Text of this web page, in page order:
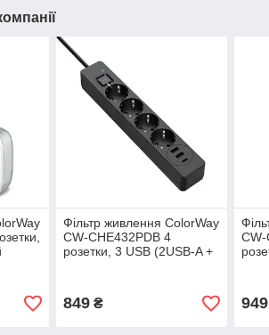
Фільтр живлення ColorWay
CW-CHE432PDB 4
розетки, 3 USB (2USB-A +
849₴ 949